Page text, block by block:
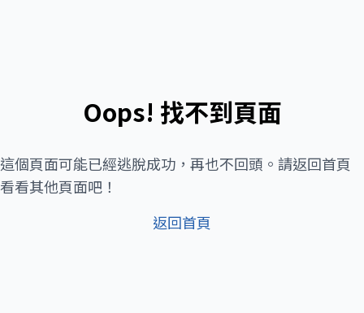
Oops! 找不到頁面
這個頁面可能已經逃脫成功，再也不回頭。請返回首頁
看看其他頁面吧！
返回首頁